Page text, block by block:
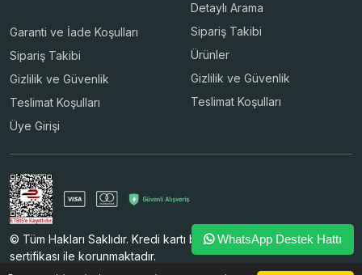
Garanti ve İade Koşulları
Sipariş Takibi
Gizlilik ve Güvenlik
Teslimat Koşulları
Üye Girişi
Detaylı Arama
Sipariş Takibi
Ürünler
Gizlilik ve Güvenlik
Teslimat Koşulları
© Tüm Hakları Saklıdır. Kredi kartı bilgileriniz 256bit SSL
sertifikası ile korunmaktadır.
WhatsApp Destek Hattı